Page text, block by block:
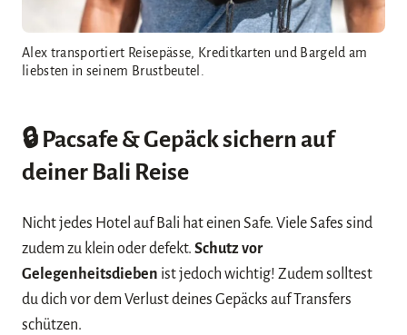
Alex transportiert Reisepässe, Kreditkarten und Bargeld am
liebsten in seinem Brustbeutel.
🔒 Pacsafe & Gepäck sichernauf
deiner Bali Reise
Nicht jedes Hotel auf Bali hat einen Safe. Viele Safes sind
zudem zu klein oder defekt. Schutz vor
Gelegenheitsdieben ist jedoch wichtig! Zudem solltest
du dich vor dem Verlust deines Gepäcks auf Transfers
schützen.